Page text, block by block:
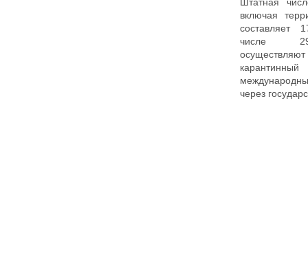
Штатная
включая
составляет
числе 29
через